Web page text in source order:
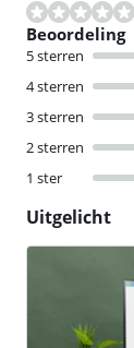
Beoordeling
5 sterren
4 sterren
3 sterren
2 sterren
1 ster
Uitgelicht